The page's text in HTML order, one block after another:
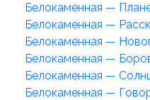
Белокаменная —
Белокаменная —
Белокаменная —
Белокаменная —
Белокаменная —
Белокаменная —